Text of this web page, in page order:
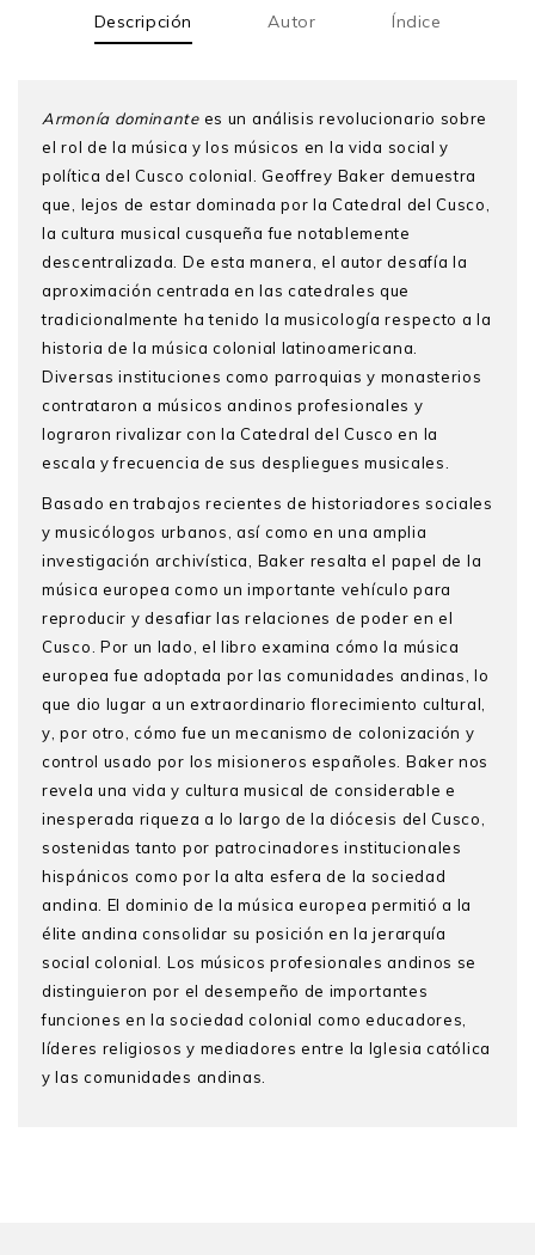
Descripción Autor Índice
Armonía dominantees un análisis revolucionario sobre
el rol de la música y los músicos en la vida social y
política del Cusco colonial. Geoffrey Baker demuestra
que, lejos de estar dominada por la Catedral del Cusco,
la cultura musical cusqueña fue notablemente
descentralizada. De esta manera, el autor desafía la
aproximación centrada en las catedrales que
tradicionalmente ha tenido la musicología respecto a la
historia de la música colonial latinoamericana.
Diversas instituciones como parroquias y monasterios
contrataron a músicos andinos profesionales y
lograron rivalizar con la Catedral del Cusco en la
escala y frecuencia de sus despliegues musicales.
Basado en trabajos recientes de historiadores sociales
y musicólogos urbanos, así como en una amplia
investigación archivística, Baker resalta el papel de la
música europea como un importante vehículo para
reproducir y desafiar las relaciones de poder en el
Cusco. Por un lado, el libro examina cómo la música
europea fue adoptada por las comunidades andinas, lo
que dio lugar a un extraordinario florecimiento cultural,
y, por otro, cómo fue un mecanismo de colonización y
control usado por los misioneros españoles. Baker nos
revela una vida y cultura musical de considerable e
inesperada riqueza a lo largo de la diócesis del Cusco,
sostenidas tanto por patrocinadores institucionales
hispánicos como por la alta esfera de la sociedad
andina. El dominio de la música europea permitió a la
élite andina consolidar su posición en la jerarquía
social colonial. Los músicos profesionales andinos se
distinguieron por el desempeño de importantes
funciones en la sociedad colonial como educadores,
líderes religiosos y mediadores entre la Iglesia católica
y las comunidades andinas.